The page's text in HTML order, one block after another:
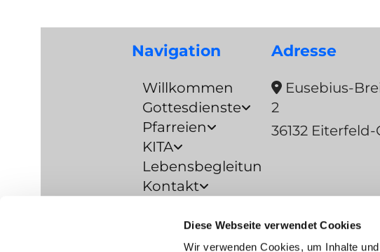
Diese Webseite verwendet Cookies
Wir verwenden Cookies, um Inhalte
Navigation
Willkommen
Gottesdienste
Pfarreien
KITA
Lebensbegleitung
Kontakt
Barrierefreiheitserklärung
Adresse
 Eusebius-
2
36132